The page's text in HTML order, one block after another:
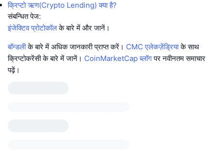
क्रिप्टो ऋण(Crypto Lending) क्या है?
संबन्धित पेज:
इंजेक्टिव प्रोटोकॉलके बारे में और जानें।
बॉन्डलीके बारे में अधिक जानकारी प्राप्त करें। CMC एलेकज़ेंड्रियाके साथ
क्रिप्टोकरेंसी के बारे में जानें। CoinMarketCap ब्लॉगपर नवीनतम समाचार
पढ़ें।